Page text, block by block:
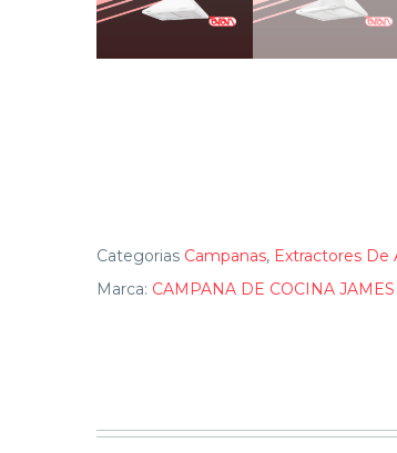
Categorias Campanas, Extractores De
Marca: CAMPANA DE COCINA